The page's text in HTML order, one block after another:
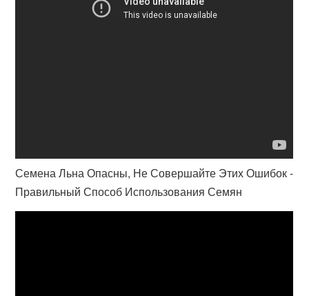
Семена Льна Опасны, Не Совершайте Этих Ошибок -
Правильный Способ Использования Семян